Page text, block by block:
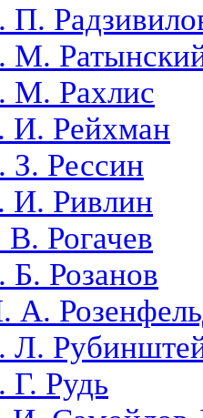
П.
М.
М. Рахлис
И. Рейхман
З. Рессин
И. Ривлин
В. Рогачев
Б. Розанов
А.
Л.
Г. Рудь